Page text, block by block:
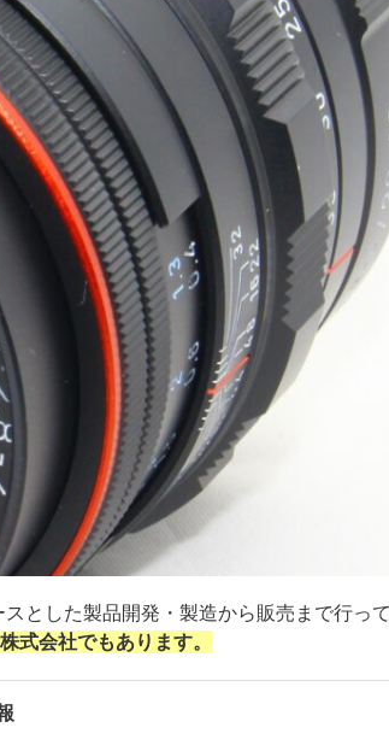
とした製品開発・製造から販売まで行っ
式会社でもあります。